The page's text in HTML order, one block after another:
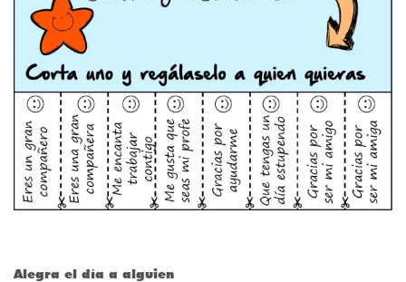
Alegra el día a alguien